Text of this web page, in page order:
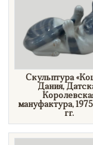
Скульптура
Дания,
мануфактура,
гг.